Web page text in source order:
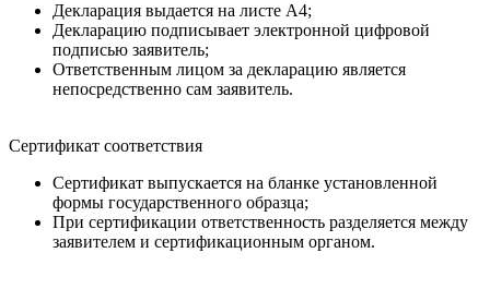
Декларация выдается на листе А4;
Декларацию подписывает электронной цифровой
подписью заявитель;
Ответственным лицом за декларацию является
непосредственно сам заявитель.
Сертификат соответствия
Сертификат выпускается на бланке установленной
формы государственного образца;
При сертификации ответственность разделяется между
заявителем и сертификационным органом.